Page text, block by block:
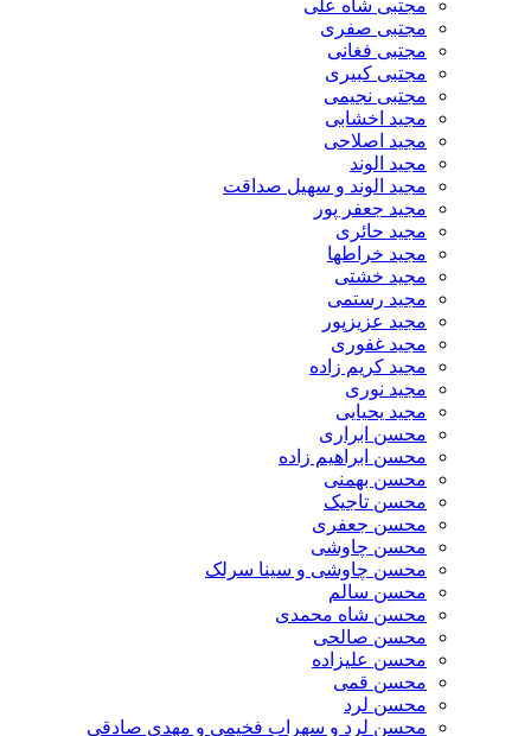
مجتبی شاه علی
مجتبی صفری
مجتبی فغانی
مجتبی کبیری
مجتبی نجیمی
مجید اخشابی
مجید اصلاحی
مجید الوند‎
مجید الوند و سهیل صداقت
مجید جعفر پور
مجید حائری
مجید خراطها
مجید خشتی
مجید رستمی
مجید عزیزپور
مجید غفوری
مجید کریم زاده
مجید نوری
مجید یحیایی
محسن ابراری
محسن ابراهیم زاده
محسن بهمنی
محسن تاجیک
محسن جعفری
محسن چاوشی
محسن چاوشی و سینا سرلک
محسن سالم
محسن شاه محمدی
محسن صالحی
محسن علیزاده
محسن قمی
محسن لرد
محسن لرد و سهراب فخیمی و مهدی صادقی